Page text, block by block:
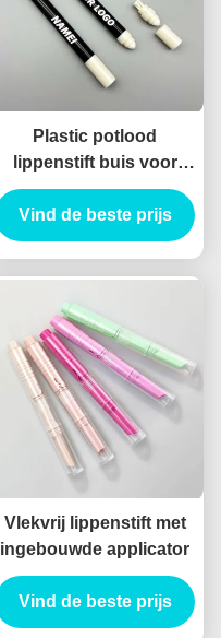
Plastic potlood
lippenstift buis voor
langdurige toepassing
Vind de beste prijs
Vlekvrij lippenstift met
ingebouwde applicator
Vind de beste prijs